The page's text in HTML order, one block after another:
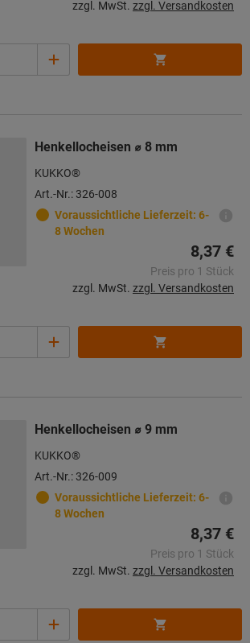
zzgl. MwSt. zzgl. Versandkosten
Henkellocheisen ⌀ 8 mm
KUKKO®
Art.-Nr.: 326-008
Voraussichtliche Lieferzeit: 6-
8 Wochen
8,37 €
Preis pro 1 Stück
zzgl. MwSt. zzgl. Versandkosten
Henkellocheisen ⌀ 9 mm
KUKKO®
Art.-Nr.: 326-009
Voraussichtliche Lieferzeit: 6-
8 Wochen
8,37 €
Preis pro 1 Stück
zzgl. MwSt. zzgl. Versandkosten